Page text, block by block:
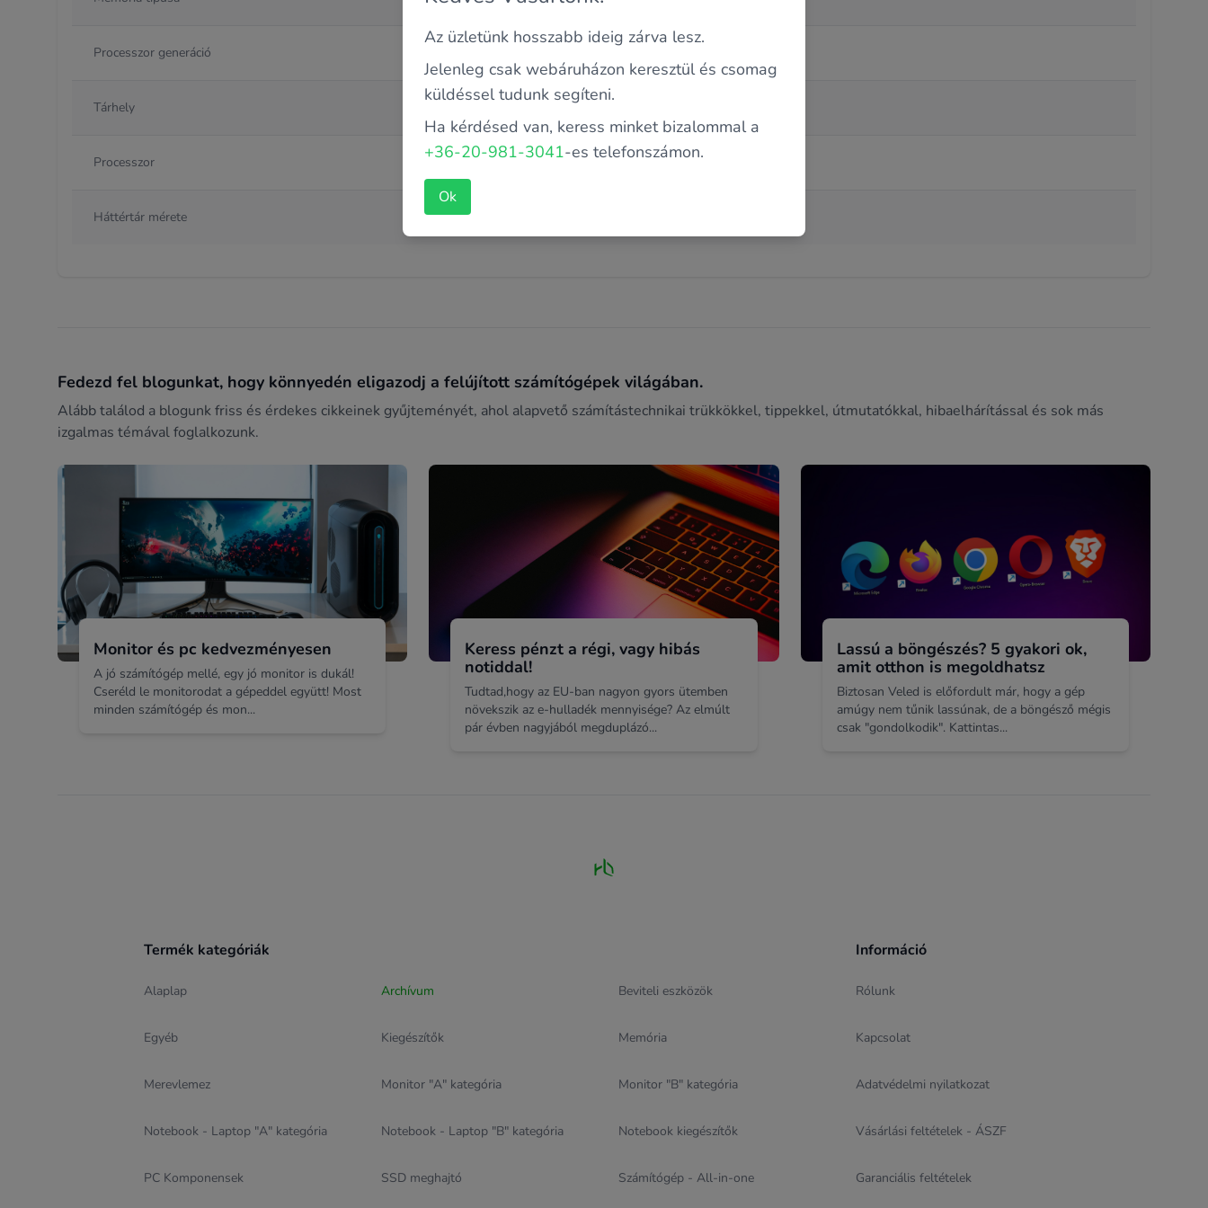
Processzor generáció
Tárhely
Processzor Intel Core i7-6700K 4 GHz (4 magos)
Háttértár mérete 256 GB
Fedezd fel blogunkat, hogy könnyedén eligazodj a felújított számítógépek világában.
Alább találod a blogunk friss és érdekes cikkeinek gyűjteményét, ahol alapvető számítástechnikai trükkökkel, tippekkel, útmutatókkal, hibaelhárítással és sok más
izgalmas témával foglalkozunk.
Monitor és pc kedvezményesen
A jó számítógép mellé, egy jó monitor is dukál!
Cseréld le monitorodat a gépeddel együtt! Most
minden számítógép és mon...
Keress pénzt a régi, vagy hibás
notiddal!
Tudtad,hogy az EU-ban nagyon gyors ütemben
növekszik az e-hulladék mennyisége? Az elmúlt
pár évben nagyjából megduplázó...
Lassú a böngészés? 5 gyakori ok,
amit otthon is megoldhatsz
Biztosan Veled is előfordult már, hogy a gép
amúgy nem tűnik lassúnak, de a böngésző mégis
csak "gondolkodik". Kattintas...
Termék kategóriák
Alaplap Archívum Beviteli eszközök
Egyéb Kiegészítők Memória
Merevlemez Monitor "A" kategória Monitor "B" kategória
Notebook - Laptop "A" kategória Notebook - Laptop "B" kategória Notebook kiegészítők
PC Komponensek SSD meghajtó Számítógép - All-in-one
Információ
Rólunk
Kapcsolat
Adatvédelmi nyilatkozat
Vásárlási feltételek - ÁSZF
Garanciális feltételek
Az üzletünk hosszabb ideig zárva lesz.
Jelenleg csak webáruházon keresztül és csomag
küldéssel tudunk segíteni.
Ha kérdésed van, keress minket bizalommal a
+36-20-981-3041-es telefonszámon.
Ok